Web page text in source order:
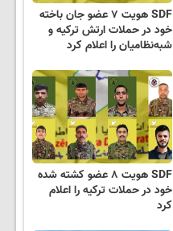
SDF هویت ۷ عضو جان باخته
خود در حملات ارتش ترکیه و
شبه‌نظامیان را اعلام کرد
SDF هویت ۸ عضو کشته شده
خود در حملات ترکیه را اعلام
کرد